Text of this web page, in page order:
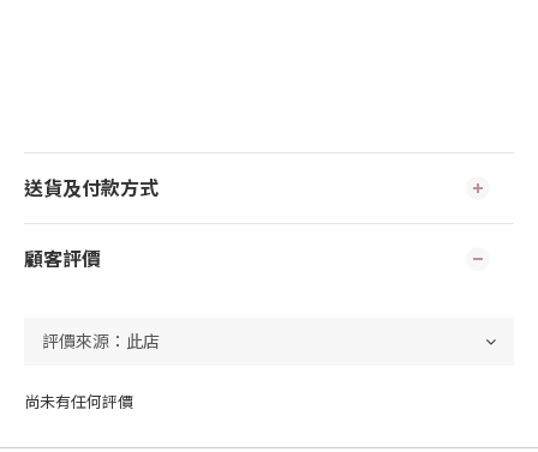
送貨及付款方式
顧客評價
尚未有任何評價